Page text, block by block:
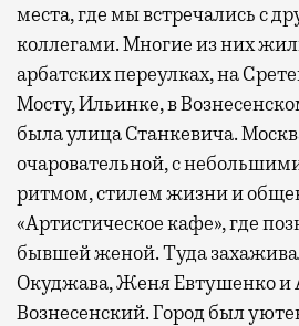
места, где мы встречались с
коллегами. Многие из них
арбатских переулках, на
Мосту, Ильинке, в
была улица Станкевича.
очаровательной, с
ритмом, стилем жизни и
«Артистическое кафе», где
бывшей женой. Туда
Окуджава, Женя Евтушенко
Вознесенский. Город был